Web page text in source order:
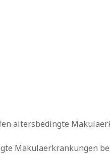
altersbedingte
Makulaerkrankungen